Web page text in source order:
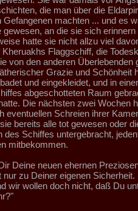
die man über die
machten ... und es
an die sie sich erinnern
hatte sie nicht allzu viel
Flaggschiff, die
von den anderen Überlebenden
Grazie und Schönheit
und eingekleidet, und in
abgeschotteten Raum
Die nächsten zwei Wochen
eventuellen Schreien ihrer
bereits alle tot gewesen oder
des Schiffes untergebracht,
mitbekommen.
Deine neuen ehernen
nur zu Deiner eigenen
wir wollen doch nicht, daß Du